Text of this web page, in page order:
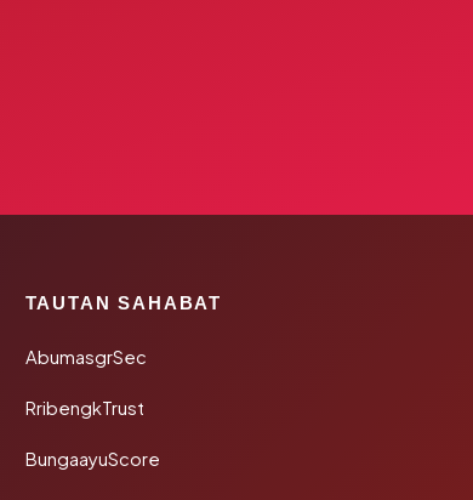
TAUTAN SAHABAT
AbumasgrSec
RribengkTrust
BungaayuScore